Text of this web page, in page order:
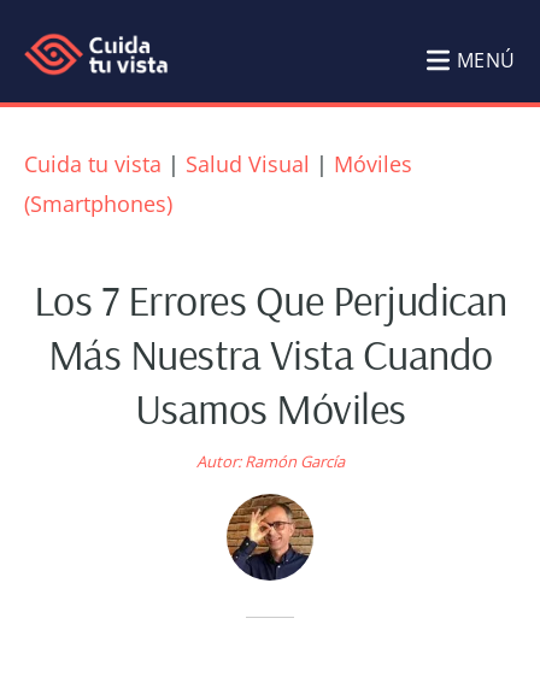
al
contenido
al
pie
página
Cuida
tu
vista
de
Salud
tu
vista
MENÚ
Cuida tu vista | Salud Visual | Móviles
(Smartphones)
Los 7 Errores Que Perjudican
Más Nuestra Vista Cuando
Usamos Móviles
Autor:Ramón García